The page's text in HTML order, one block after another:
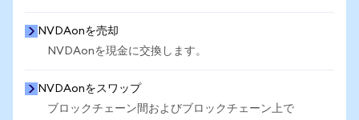
NVDAonを売却
NVDAonを現金に交換します。
NVDAonをスワップ
ブロックチェーン間およびブロックチェーン上で